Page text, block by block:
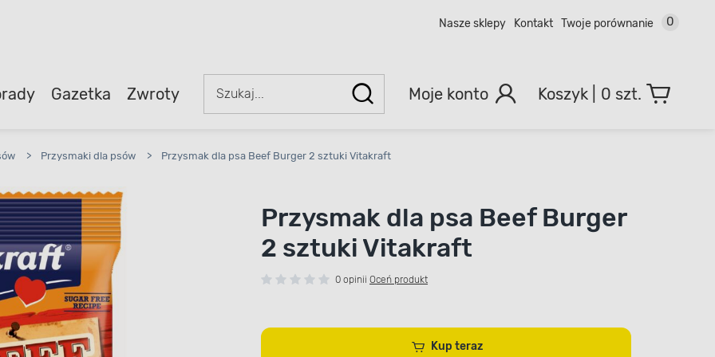
Nasze sklepy Kontakt Twoje porównanie 0
Gazetka Zwroty Moje konto 0 szt.
> Przysmaki dla psów > Przysmak dla psa Beef Burger 2 sztuki Vitakraft
Przysmak dla psa Beef Burger
2 sztuki Vitakraft
0 opinii Oceń produkt
Kup teraz